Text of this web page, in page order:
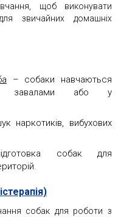
щоб виконувати
звичайних домашніх
– собаки навчаються
завалами або у
наркотиків, вибухових
собак для
собак для роботи з